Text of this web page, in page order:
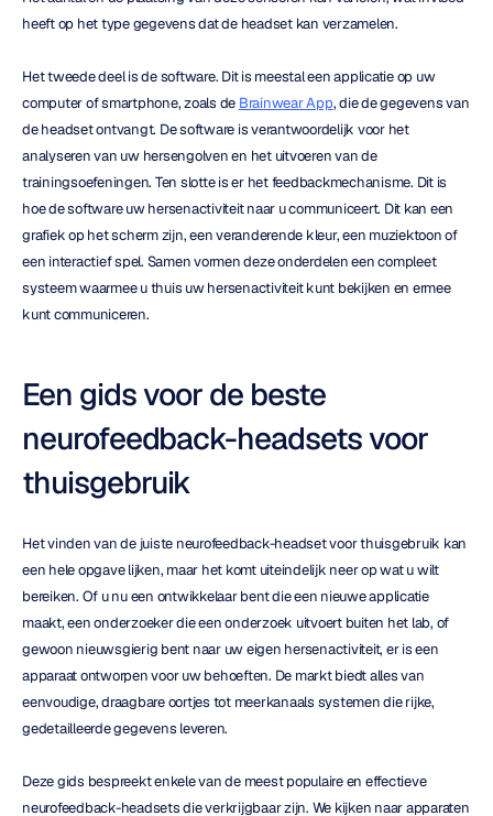
heeft op het type gegevens dat de headset kan verzamelen.
Het tweede deel is de software. Dit is meestal een applicatie op uw
computer of smartphone, zoals de Brainwear App, die de gegevens van
de headset ontvangt. De software is verantwoordelijk voor het
analyseren van uw hersengolven en het uitvoeren van de
trainingsoefeningen. Ten slotte is er het feedbackmechanisme. Dit is
hoe de software uw hersenactiviteit naar u communiceert. Dit kan een
grafiek op het scherm zijn, een veranderende kleur, een muziektoon of
een interactief spel. Samen vormen deze onderdelen een compleet
systeem waarmee u thuis uw hersenactiviteit kunt bekijken en ermee
kunt communiceren.
Een gids voor de beste
neurofeedback-headsets voor
thuisgebruik
Het vinden van de juiste neurofeedback-headset voor thuisgebruik kan
een hele opgave lijken, maar het komt uiteindelijk neer op wat u wilt
bereiken. Of u nu een ontwikkelaar bent die een nieuwe applicatie
maakt, een onderzoeker die een onderzoek uitvoert buiten het lab, of
gewoon nieuwsgierig bent naar uw eigen hersenactiviteit, er is een
apparaat ontworpen voor uw behoeften. De markt biedt alles van
eenvoudige, draagbare oortjes tot meerkanaals systemen die rijke,
gedetailleerde gegevens leveren.
Deze gids bespreekt enkele van de meest populaire en effectieve
neurofeedback-headsets die verkrijgbaar zijn. We kijken naar apparaten